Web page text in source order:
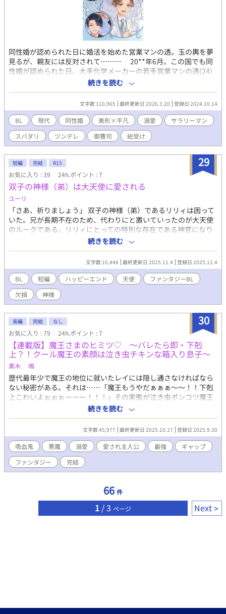
同性婚が認められた日に婚活を始めた営業マンの透。玉の輿を夢
見るが、親友には反対されて……─ 20**年6月。この国でも同
性婚が認められた日、大手化学メーカーの若手営業マンの透(24)
は、結婚を決意した。 相手はいないが、玉の輿に乗って、大嫌
いな上司のいる会社を辞めたい。 (結婚相手の条件) ・年収1500
万以上 ・自分を専業主夫にしてくれる人 ・できればイケメン
ためしに結婚相談所に登録したところ、思いがけず大量の申込
みが殺到。しかも透を担当してくれる鶴矢は超絶美形で優しく
て、最高のスタートを切った。 しかし親友で貧乏フリーターの
雨宮 誘は、透の婚活を大反対。代わりに俺が結婚してあげると言
ってきて…… 毎日更新🌸ひたすら主人公がモテモテ(無自覚)で、
攻め4人とその他モブのプロポーズを眺めるラブコメです♡ (登場
人物) ◇恋に一途だが恋愛経験はゼロ。泣き虫な営業マン・木原透
◇優しくてイケメンで褒め上手な婚活アドバイザー・鶴矢巡 ◇天
才なのに、透の尻にしかれてる、フリーターの親友・雨宮誘 ◇最
年少で異例の昇進を果たした、透の先輩で上司・墨谷文人 ◇透に
一目惚れして猛アタックをかける大手法律事務所 次期社長・A.S
続きを読む
文字数 110,965 最終更新日 2026.3.20 登録日 2024.10.14
BL 現代 同性婚 美形×平凡 溺愛
サラリーマン
スパダリ
ツンデレ 御曹司 総受け
29
短編 完結 R15
お気に入り : 39 24h.ポイント : 7
双子の神様（弟）は大天使に愛される
ユーリ
「さあ、祈りましょう」 双子の神様（弟）であるリリィは困って
いた。兄が長期不在のため、代わりにと置いていったのが大天使
のルークである。リリィにとっての特別な存在である神官になり
たいと言われてーー「お前は綺麗だ。お前は美しい」世話焼き大
天使×自分に自信のない泣き虫美少年神様「僕は美しくなんてな
続きを読む
文字数 10,448 最終更新日 2025.11.4 登録日 2025.11.4
BL 短編 ハッピーエンド 天使
ファンタジーBL
欠損
神様
30
長編 完結 なし
お気に入り : 79 24h.ポイント : 7
【連載版】魔王さまのヒミツ♡ ～バレたら即・下剋
上？！クール魔王の素顔は泣き虫チキンな箱入り息子～
黒木 鳴
歴代最年少で魔王の地位に就いたレイには隠し通さなければなら
ない秘密がある。それは……「魔王もうやだぁぁぁ～～！！下剋
上こわいよぉぉぉーーー！！！」その実態が泣き虫ポンコツ魔王
だということ。バレれば即・下剋上を挑まれることは必至！なの
で先々代の魔王を父に持ち、悪魔公爵ジェラルドが膝を折ったと
いう２枚看板を武器にクールな魔王を演じている。だけどその実
力を疑う者たちも出てきて……？！果たしてレイの運命
は……？！溺愛腹黒系悪魔×初心な小悪魔系吸血鬼。お茶目なパ
パんも大活躍！！短編「魔王さまのヒミツ♡」文字数の関係で削
ったシーン・設定などを大幅加筆の連載版となります。
続きを読む
文字数 45,977 最終更新日 2025.10.17 登録日 2025.9.30
吸血鬼 悪魔 溺愛 愛され主人公 最強
ギャップ
ファンタジー
完結
66 件
1 / 3 ページ Next